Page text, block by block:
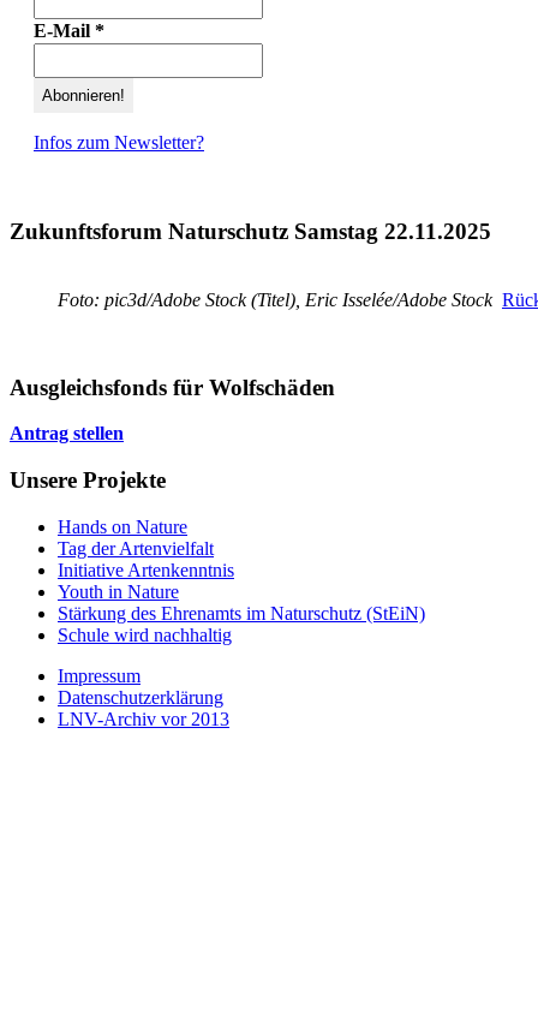
E-Mail *
Infos zum Newsletter?
Zukunftsforum Naturschutz Samstag 22.11.2025
Foto: pic3d/Adobe Stock (Titel), Eric Isselée/Adobe Stock
Ausgleichsfonds für Wolfschäden
Antrag stellen
Unsere Projekte
Hands on Nature
Tag der Artenvielfalt
Initiative Artenkenntnis
Youth in Nature
Stärkung des Ehrenamts im Naturschutz (StEiN)
Schule wird nachhaltig
Impressum
Datenschutzerklärung
LNV-Archiv vor 2013